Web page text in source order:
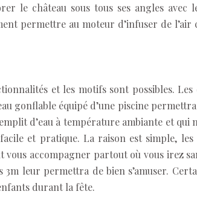
château sous tous ses angles avec
permettre au moteur d’infuser de
et les motifs sont possibles.
équipé d’une piscine permettra
d’eau à température ambiante et qui
et pratique. La raison est simple,
accompagner partout où vous irez
leur permettra de bien s’amuser.
durant la fête.